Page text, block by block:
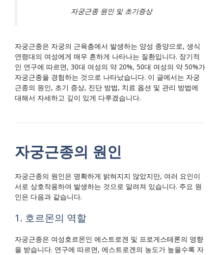
자궁근종 원인 및 초기증상
자궁근종은 자궁의 근육층에서 발생하는 양성 종양으로, 생식
연령대의 여성에게 매우 흔하게 나타나는 질환입니다. 장기적
인 연구에 따르면, 30대 여성의 약 20%, 50대 여성의 약 50%가
자궁근종을 경험하는 것으로 나타났습니다. 이 글에서는 자궁
근종의 원인, 초기 증상, 진단 방법, 치료 옵션 및 관리 방법에
대해서 자세하고 깊이 있게 다루겠습니다.
자궁근종의 원인
자궁근종의 원인은 명확하게 밝혀지지 않았지만, 여러 요인이
서로 상호작용하여 발생하는 것으로 알려져 있습니다. 주요 원
인은 다음과 같습니다.
1. 호르몬의 역할
자궁근종은 여성호르몬인 에스트로겐 및 프로게스테론의 영향
을 받습니다. 연구에 따르면, 에스트로겐의 농도가 높을수록 자